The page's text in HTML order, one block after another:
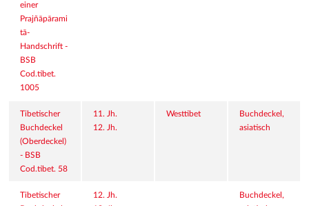
einer
Prajñāpārami
tā-
Handschrift -
BSB
Cod.tibet.
1005
Tibetischer
Buchdeckel
(Oberdeckel)
- BSB
Cod.tibet. 58
11. Jh.
12. Jh.
Westtibet
Buchdeckel,
asiatisch
Tibetischer
12. Jh.
Buchdeckel,